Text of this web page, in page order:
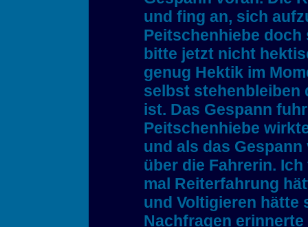
und fing an, sich
Peitschenhiebe
bitte jetzt nicht
genug Hektik im
selbst stehenbleiben
ist. Das Gespann
Peitschenhiebe
und als das
über die Fahrerin.
mal Reiterfahrung
und Voltigieren hätte
Nachfragen